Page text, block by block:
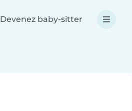
Devenez baby-sitter